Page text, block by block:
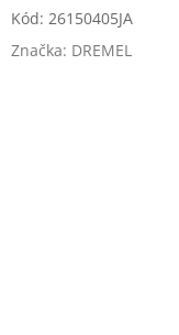
Kód: 26150405JA
Značka: DREMEL